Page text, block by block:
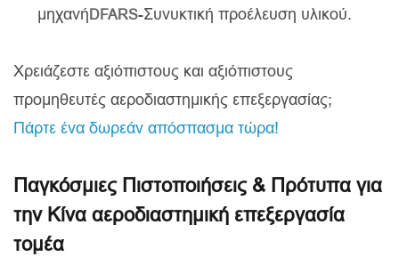
μηχανή DFARS-Συνυκτική προέλευση υλικού.
Χρειάζεστε αξιόπιστους και αξιόπιστους
προμηθευτές αεροδιαστημικής επεξεργασίας;
Πάρτε ένα δωρεάν απόσπασμα τώρα!
Παγκόσμιες Πιστοποιήσεις & Πρότυπα για
την Κίνα αεροδιαστημική επεξεργασία
τομέα